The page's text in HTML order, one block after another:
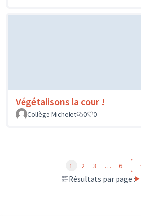
Végétalisons la cour !
Collège Michelet
0 0
Résultats par page :
1 2 3 … 6